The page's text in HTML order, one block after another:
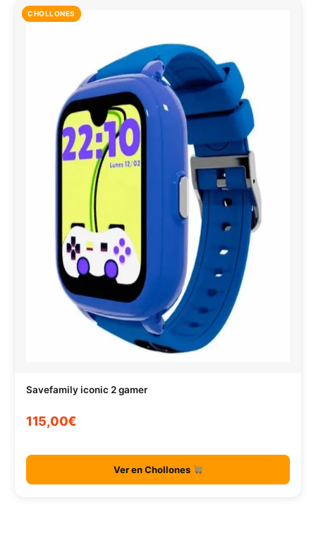
CHOLLONES
Savefamily iconic 2 gamer
115,00€
Ver en Chollones